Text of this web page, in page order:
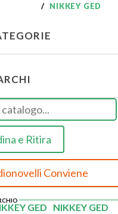
NIKKEY GED
e Ritira
Conviene
NIKKEY GED